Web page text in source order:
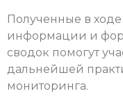
Полученные в
информации и
сводок помогут
дальнейшей
мониторинга.